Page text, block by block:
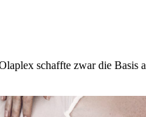
schaffte zwar die Basis